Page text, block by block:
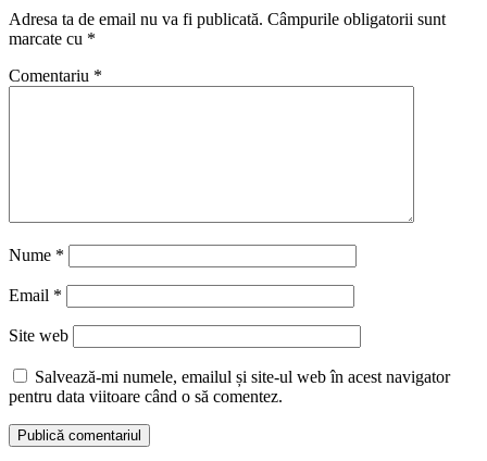
Adresa ta de email nu va fi publicată. Câmpurile obligatorii sunt
marcate cu *
Comentariu *
Nume *
Email *
Site web
Salvează-mi numele, emailul și site-ul web în acest navigator
pentru data viitoare când o să comentez.